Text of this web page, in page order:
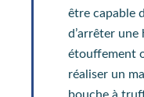
être capable
d’arrêter une
étouffement
réaliser un